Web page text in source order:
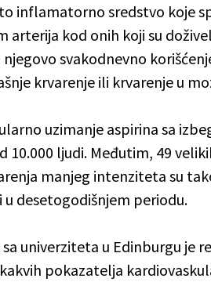
inflamatorno sredstvo koje
arterija kod onih koji su
njegovo svakodnevno
krvarenje ili krvarenje u
uzimanje aspirina sa
10.000 ljudi. Međutim, 49
manjeg intenziteta su
u desetogodišnjem periodu.
univerziteta u Edinburgu je
pokazatelja